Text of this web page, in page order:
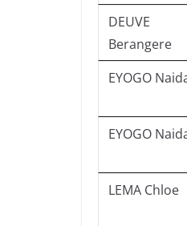
DEUVE
Berangere
EYOGO
EYOGO
LEMA Chloe